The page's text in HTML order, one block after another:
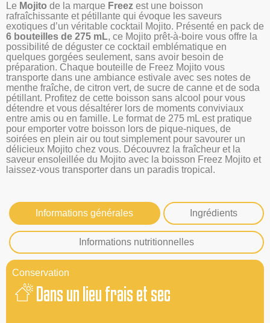
Le Mojito de la marque Freez est une boisson
rafraîchissante et pétillante qui évoque les saveurs
exotiques d’un véritable cocktail Mojito. Présenté en pack de
6 bouteilles de 275 mL, ce Mojito prêt-à-boire vous offre la
possibilité de déguster ce cocktail emblématique en
quelques gorgées seulement, sans avoir besoin de
préparation. Chaque bouteille de Freez Mojito vous
transporte dans une ambiance estivale avec ses notes de
menthe fraîche, de citron vert, de sucre de canne et de soda
pétillant. Profitez de cette boisson sans alcool pour vous
détendre et vous désaltérer lors de moments conviviaux
entre amis ou en famille. Le format de 275 mL est pratique
pour emporter votre boisson lors de pique-niques, de
soirées en plein air ou tout simplement pour savourer un
délicieux Mojito chez vous. Découvrez la fraîcheur et la
saveur ensoleillée du Mojito avec la boisson Freez Mojito et
laissez-vous transporter dans un paradis tropical.
Informations générales Ingrédients
Informations nutritionnelles
Conservation
Dans un lieu frais et sec